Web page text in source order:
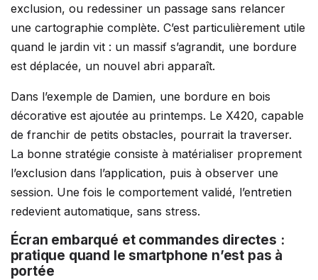
exclusion, ou redessiner un passage sans relancer
une cartographie complète. C’est particulièrement utile
quand le jardin vit : un massif s’agrandit, une bordure
est déplacée, un nouvel abri apparaît.
Dans l’exemple de Damien, une bordure en bois
décorative est ajoutée au printemps. Le X420, capable
de franchir de petits obstacles, pourrait la traverser.
La bonne stratégie consiste à matérialiser proprement
l’exclusion dans l’application, puis à observer une
session. Une fois le comportement validé, l’entretien
redevient automatique, sans stress.
Écran embarqué et commandes directes :
pratique quand le smartphone n’est pas à
portée